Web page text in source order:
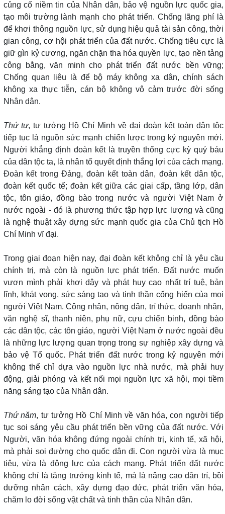
củng cố niềm tin của Nhân dân, bảo vệ nguồn lực quốc gia,
tạo môi trường lành mạnh cho phát triển. Chống lãng phí là
để khơi thông nguồn lực, sử dụng hiệu quả tài sản công, thời
gian công, cơ hội phát triển của đất nước. Chống tiêu cực là
giữ gìn kỷ cương, ngăn chặn tha hóa quyền lực, tạo nền tảng
công bằng, văn minh cho phát triển đất nước bền vững;
Chống quan liêu là để bộ máy không xa dân, chính sách
không xa thực tiễn, cán bộ không vô cảm trước đời sống
Nhân dân.
Thứ tư, tư tưởng Hồ Chí Minh về đại đoàn kết toàn dân tộc
tiếp tục là nguồn sức mạnh chiến lược trong kỷ nguyên mới.
Người khẳng định đoàn kết là truyền thống cực kỳ quý báu
của dân tộc ta, là nhân tố quyết định thắng lợi của cách mạng.
Đoàn kết trong Đảng, đoàn kết toàn dân, đoàn kết dân tộc,
đoàn kết quốc tế; đoàn kết giữa các giai cấp, tầng lớp, dân
tộc, tôn giáo, đồng bào trong nước và người Việt Nam ở
nước ngoài - đó là phương thức tập hợp lực lượng và cũng
là nghệ thuật xây dựng sức mạnh quốc gia của Chủ tịch Hồ
Chí Minh vĩ đại.
Trong giai đoạn hiện nay, đại đoàn kết không chỉ là yêu cầu
chính trị, mà còn là nguồn lực phát triển. Đất nước muốn
vươn mình phải khơi dậy và phát huy cao nhất trí tuệ, bản
lĩnh, khát vọng, sức sáng tạo và tinh thần cống hiến của mọi
người Việt Nam. Công nhân, nông dân, trí thức, doanh nhân,
văn nghệ sĩ, thanh niên, phụ nữ, cựu chiến binh, đồng bào
các dân tộc, các tôn giáo, người Việt Nam ở nước ngoài đều
là những lực lượng quan trọng trong sự nghiệp xây dựng và
bảo vệ Tổ quốc. Phát triển đất nước trong kỷ nguyên mới
không thể chỉ dựa vào nguồn lực nhà nước, mà phải huy
động, giải phóng và kết nối mọi nguồn lực xã hội, mọi tiềm
năng sáng tạo của Nhân dân.
Thứ năm, tư tưởng Hồ Chí Minh về văn hóa, con người tiếp
tục soi sáng yêu cầu phát triển bền vững của đất nước. Với
Người, văn hóa không đứng ngoài chính trị, kinh tế, xã hội,
mà phải soi đường cho quốc dân đi. Con người vừa là mục
tiêu, vừa là động lực của cách mạng. Phát triển đất nước
không chỉ là tăng trưởng kinh tế, mà là nâng cao dân trí, bồi
dưỡng nhân cách, xây dựng đạo đức, phát triển văn hóa,
chăm lo đời sống vật chất và tinh thần của Nhân dân.